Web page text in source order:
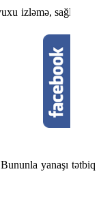
izləmə, sağlamlıq
yanaşı tətbiq